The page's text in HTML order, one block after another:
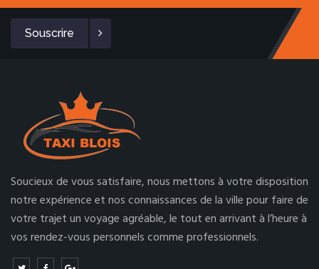
Souscrire
Soucieux de vous satisfaire, nous mettons à votre disposition
notre expérience et nos connaissances de la ville pour faire de
votre trajet un voyage agréable, le tout en arrivant à l’heure à
vos rendez-vous personnels comme professionnels.